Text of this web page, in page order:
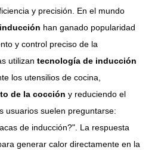
y precisión. En el mundo
han ganado popularidad
y control preciso de la
utilizantecnología de inducción
los utensilios de cocina,
de la cocción y reduciendo el
usuarios suelen preguntarse:
de inducción?". La respuesta
generar calor directamente en la